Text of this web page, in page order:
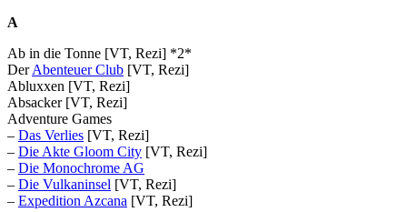
A
Ab in die Tonne [VT, Rezi] *2*
DerAbenteuer Club [VT, Rezi]
Abluxxen [VT, Rezi]
Absacker [VT, Rezi]
Adventure Games
– Das Verlies [VT, Rezi]
– Die Akte Gloom City [VT, Rezi]
– Die Monochrome AG
– Die Vulkaninsel [VT, Rezi]
– Expedition Azcana [VT, Rezi]